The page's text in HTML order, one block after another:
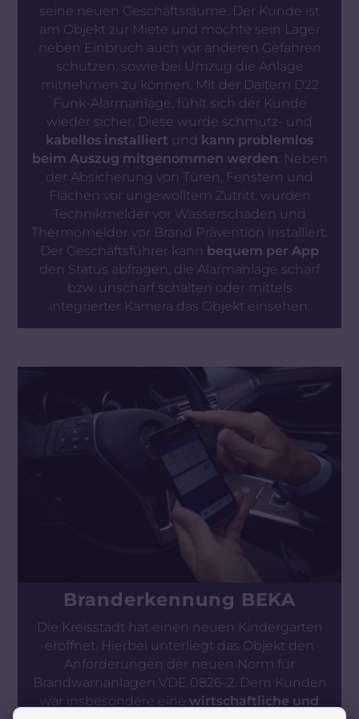
seine neuen Geschäftsräume. Der Kunde ist
am Objekt zur Miete und möchte sein Lager
neben Einbruch auch vor anderen Gefahren
schützen, sowie bei Umzug die Anlage
mitnehmen zu können. Mit der Daitem D22
Funk-Alarmanlage, fühlt sich der Kunde
wieder sicher. Diese wurde schmutz- und
kabellos installiert und kann problemlos
beim Auszug mitgenommen werden . Neben
der Absicherung von Türen, Fenstern und
Flächen vor ungewolltem Zutritt, wurden
Technikmelder vor Wasserschaden und
Thermomelder vor Brand Prävention installiert.
Der Geschäftsführer kann bequem per App
den Status abfragen, die Alarmanlage scharf
bzw. unscharf schalten oder mittels
integrierter Kamera das Objekt einsehen.
Branderkennung BEKA
Die Kreisstadt hat einen neuen Kindergarten
eröffnet. Hierbei unterliegt das Objekt den
Anforderungen der neuen Norm für
Brandwarnanlagen VDE 0826-2. Dem Kunden
war insbesondere eine wirtschaftliche und